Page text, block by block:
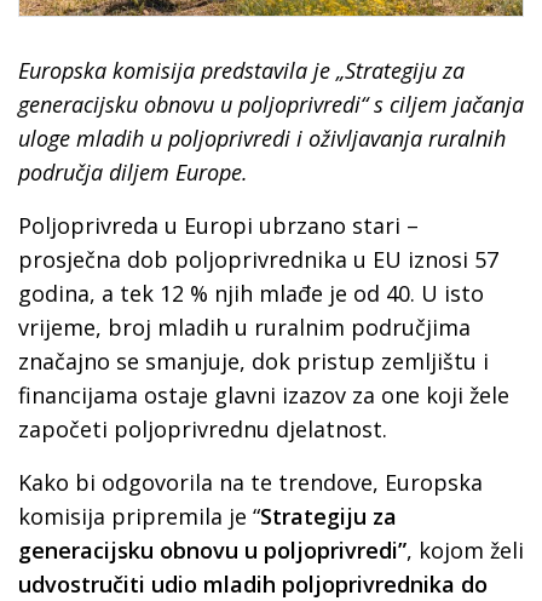
Europska komisija predstavila je „Strategiju za
generacijsku obnovu u poljoprivredi“ s ciljem jačanja
uloge mladih u poljoprivredi i oživljavanja ruralnih
područja diljem Europe.
Poljoprivreda u Europi ubrzano stari –
prosječna dob poljoprivrednika u EU iznosi 57
godina, a tek 12 % njih mlađe je od 40. U isto
vrijeme, broj mladih u ruralnim područjima
značajno se smanjuje, dok pristup zemljištu i
financijama ostaje glavni izazov za one koji žele
započeti poljoprivrednu djelatnost.
Kako bi odgovorila na te trendove, Europska
komisija pripremila je “Strategiju za
generacijsku obnovu u poljoprivredi”, kojom želi
udvostručiti udio mladih poljoprivrednika do